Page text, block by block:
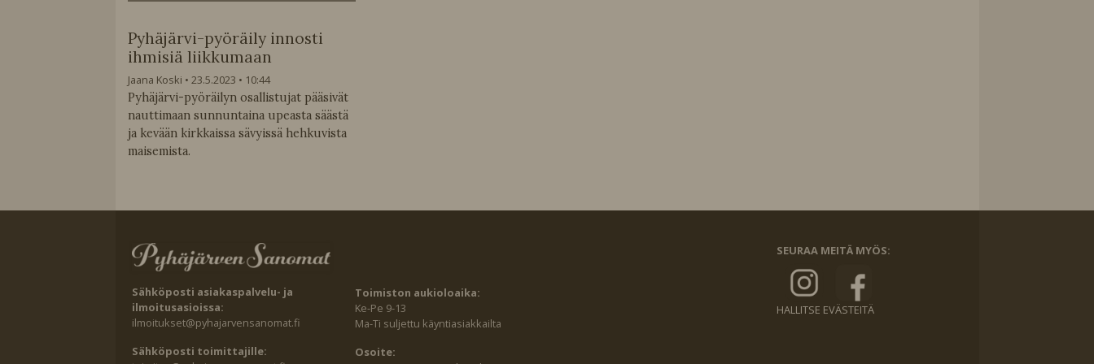
Pyhäjärvi-pyöräily innosti
ihmisiä liikkumaan
Jaana Koski 23.5.2023
10:44
Pyhäjärvi-pyöräilyn osallistujat pääsivät
nauttimaan sunnuntaina upeasta säästä
ja kevään kirkkaissa sävyissä hehkuvista
maisemista.
Sähköposti asiakaspalvelu- ja
ilmoitusasioissa:
ilmoitukset@pyhajarvensanomat.fi
Sähköposti toimittajille:
Toimiston aukioloaika:
Ke-Pe 9-13
Ma-Ti suljettu käyntiasiakkailta
Osoite:
SEURAA MEITÄ MYÖS:
HALLITSE EVÄSTEITÄ